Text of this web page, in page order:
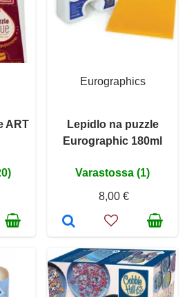
ART
Eurographics
Lepidlo na puzzle
Eurographic 180ml
Varastossa (1)
8,00 €